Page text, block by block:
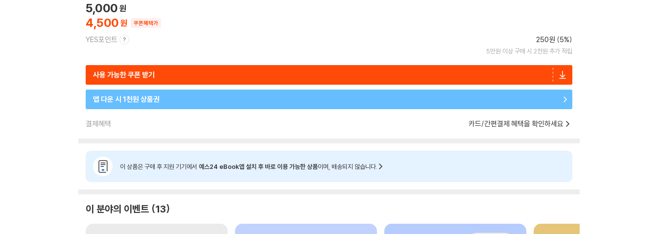
4,500
5,000
쿠폰혜택가
YES포인트 250원 (5%)
5만원 이상 구매 시 2천원 추가 적립
사용 가능한 쿠폰 받기
앱 다운 시 1천원 상품권
결제혜택 카드/간편결제 혜택을 확인하세요
이 상품은 구매 후 지원 기기에서 예스24 eBook앱 설치 후 바로 이용 가능한 상품이며, 배송되지 않습니다.
이 분야의 이벤트 13